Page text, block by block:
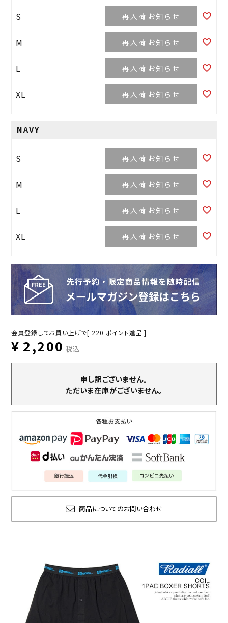
S 再入荷お知らせ
M 再入荷お知らせ
L 再入荷お知らせ
XL 再入荷お知らせ
NAVY
S 再入荷お知らせ
M 再入荷お知らせ
L 再入荷お知らせ
XL 再入荷お知らせ
会員登録してお買い上げで[ 220 ポイント進呈 ]
¥ 2,200 税込
申し訳ございません。
ただいま在庫がございません。
商品についてのお問い合わせ